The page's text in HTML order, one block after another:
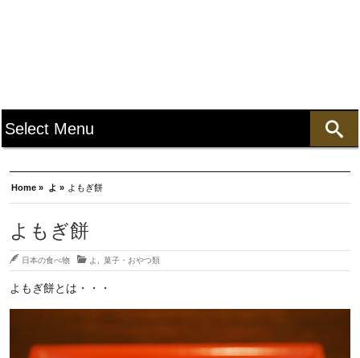
Home » よ » よもぎ餅
よもぎ餅
日本の食べ物 よ 菓子・おやつ類
よもぎ餅とは・・・